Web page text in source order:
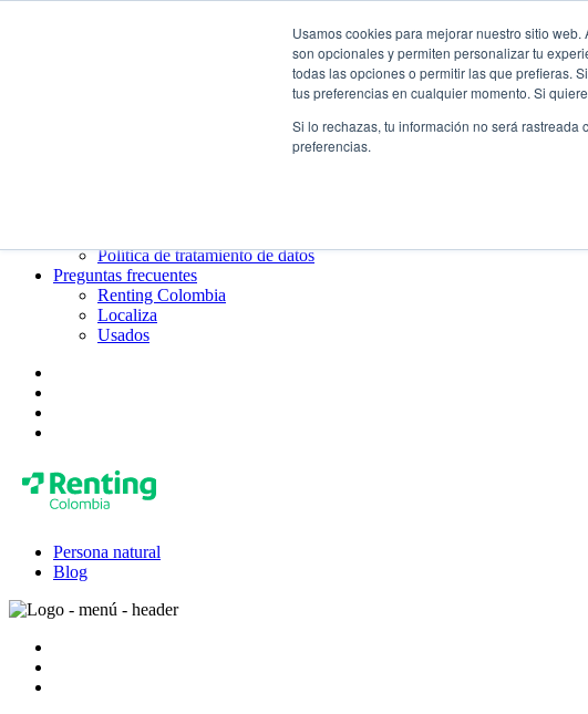
Usamos cookies para mejorar nuestro sitio
son opcionales y permiten personalizar tu
todas las opciones o permitir las que prefieras.
tus preferencias en cualquier momento. Si
Si lo rechazas, tu información no será
preferencias.
Todo sobre Renting Colombia
Política de tratamiento de datos
Preguntas frecuentes
Renting Colombia
Localiza
Usados
Persona natural
Blog